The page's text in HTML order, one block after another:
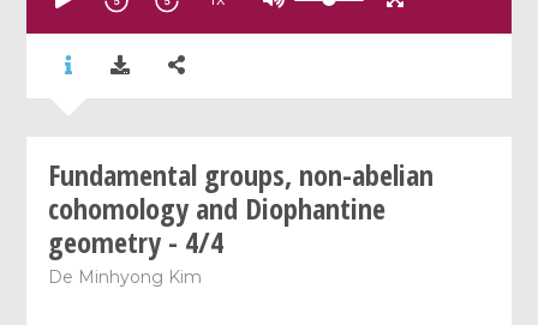
Fundamental groups, non-abelian
cohomology and Diophantine
geometry - 4/4
De Minhyong Kim